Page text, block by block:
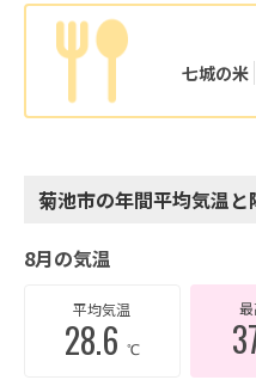
七城の米
菊池市の年間平均気温と
8月の気温
平均気温
28.6 ℃